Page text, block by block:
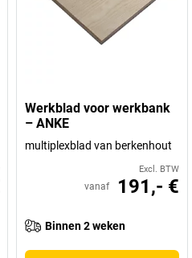
Werkblad voor werkbank
– ANKE
multiplexblad van berkenhout
Excl. BTW
vanaf 191,- €
Binnen 2 weken